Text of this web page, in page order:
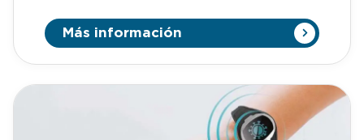
llámanos o mándanos un Whatsapp al +34 623 30
88 74, nuestro email
es tienda@lafabricadeinventos.com. Somos muy
accesibles, cercanos y damos cientos de
locales se consideran Pet Friendly. Estos
establecimientos son lugares que te permiten
llevar a tu mascota sin que le prohíban la entrada,
Más información